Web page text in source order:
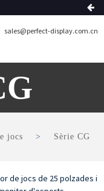
sales@perfect-display.com.cn
jocs Sèrie CG